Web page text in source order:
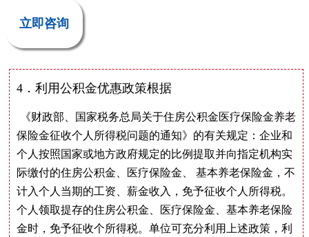
立即咨询
4．利用公积金优惠政策根据
《财政部、国家税务总局关于住房公积金医疗保险金养老
保险金征收个人所得税问题的通知》的有关规定：企业和
个人按照国家或地方政府规定的比例提取并向指定机构实
际缴付的住房公积金、医疗保险金、 基本养老保险金，不
计入个人当期的工资、薪金收入，免予征收个人所得税。
个人领取提存的住房公积金、医疗保险金、基本养老保险
金时，免予征收个所得税。单位可充分利用上述政策，利